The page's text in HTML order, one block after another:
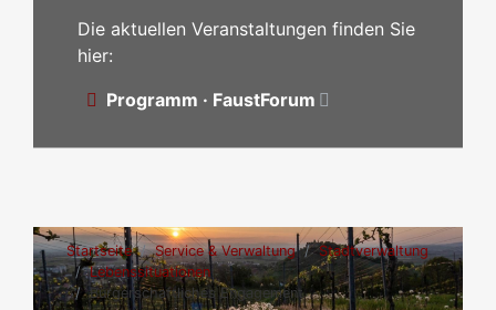
Die aktuellen Veranstaltungen finden Sie
hier:
Programm · FaustForum
Startseite Service & Verwaltung
Stadtverwaltung
Lebenssituationen
Bürgerschaftliches Engagement